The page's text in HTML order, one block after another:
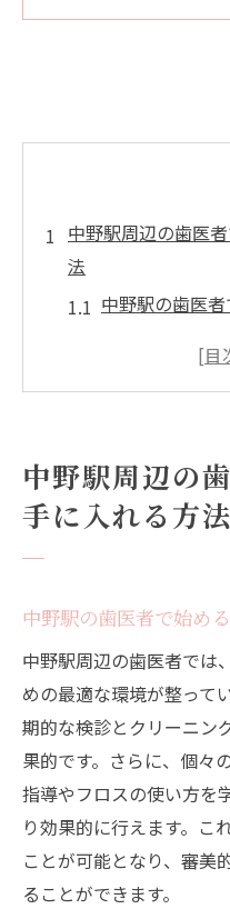
中野駅周辺の歯医
法
中野駅の歯医
歯医者が推奨
中野駅エリア
歯科医の視点か
求
歯医者が語る
歯医者が推薦
中野駅の審美
マイル
美しさと健康
割
RIデンタルクリニッ
中野駅周辺の
手に入れる方法
中野駅の歯医者で始め
中野駅周辺の歯医者では
めの最適な環境が整って
期的な検診とクリーニン
果的です。さらに、個々
指導やフロスの使い方を
り効果的に行えます。こ
ことが可能となり、審美
ることができます。